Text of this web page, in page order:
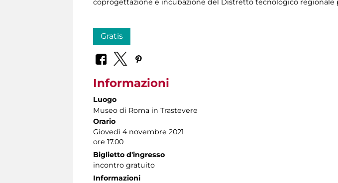
coprogettazione e incubazione del Distretto tecnologico
Gratis
Informazioni
Luogo
Museo di Roma in Trastevere
Orario
Giovedì 4 novembre 2021
ore 17.00
Biglietto d'ingresso
incontro gratuito
Informazioni